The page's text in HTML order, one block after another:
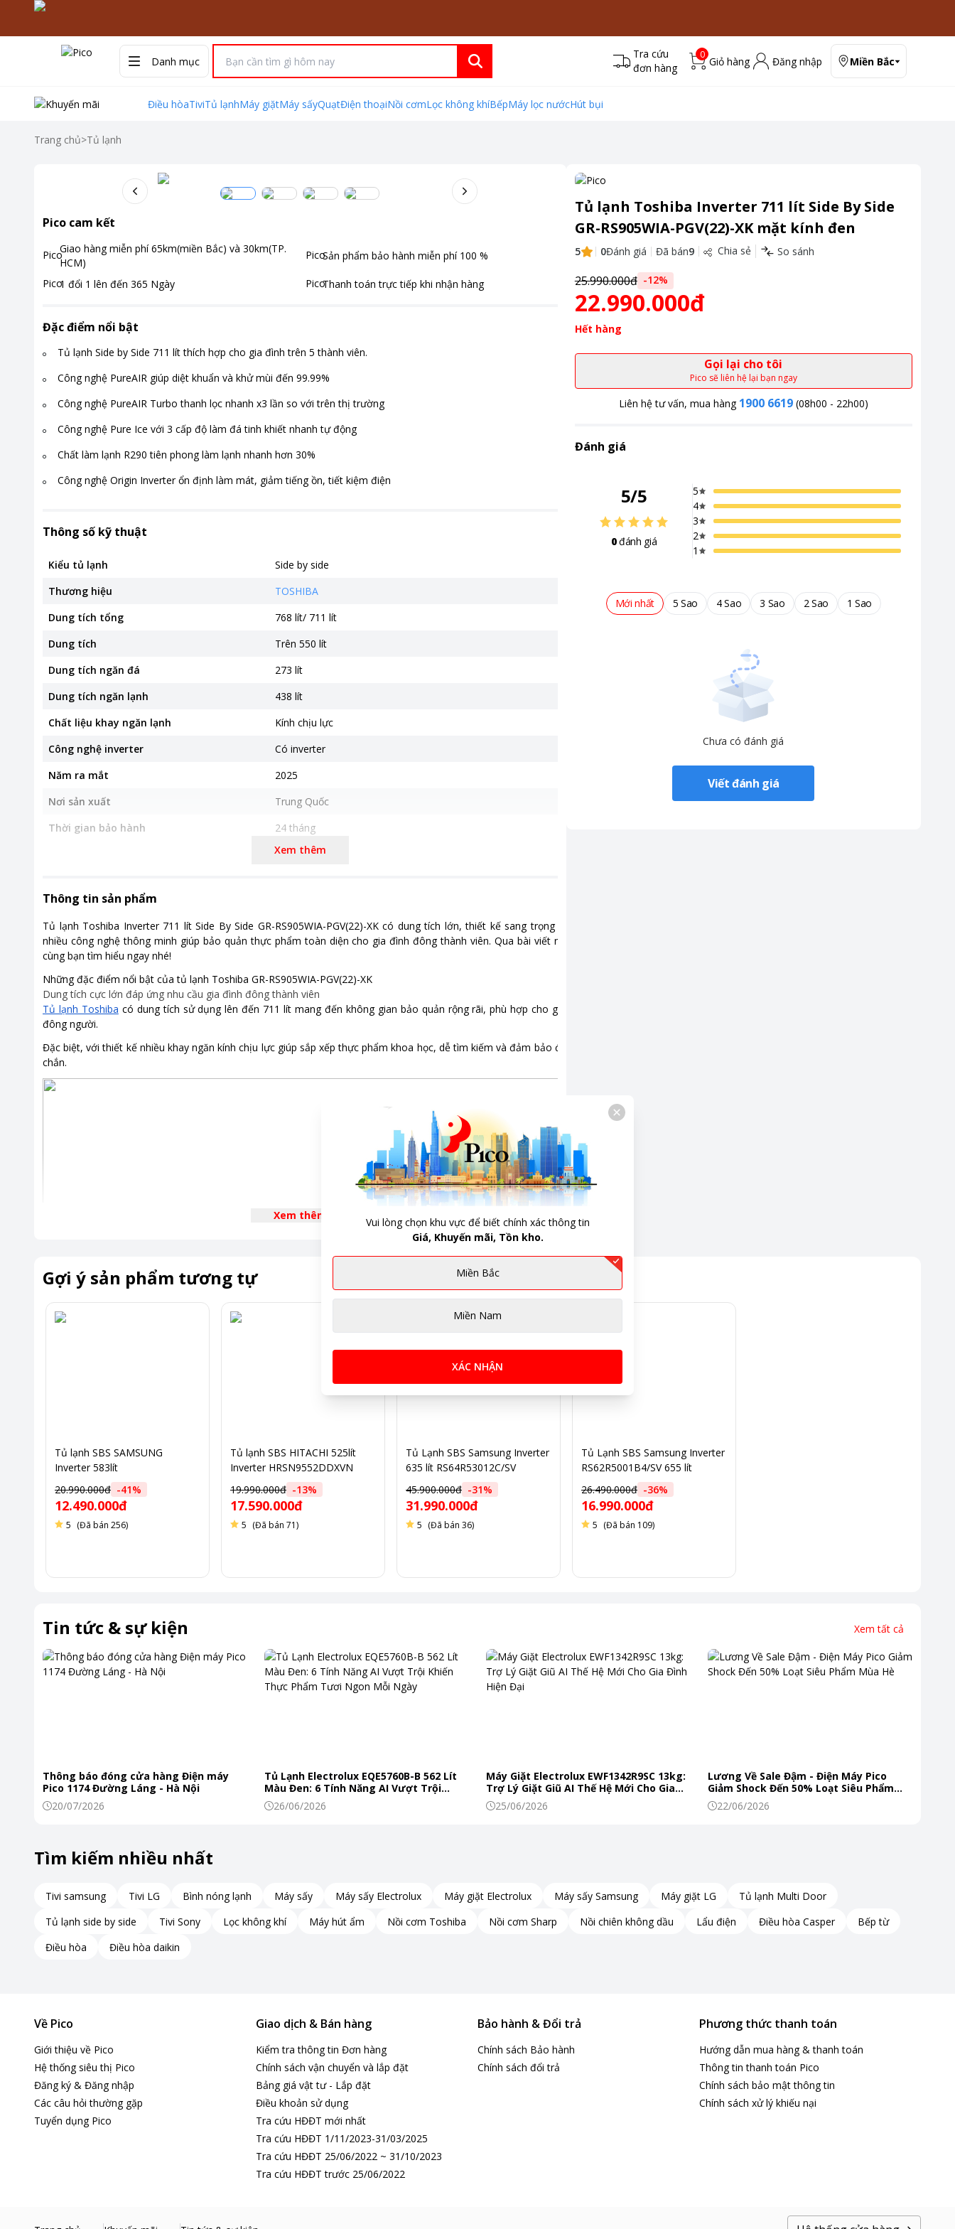
Danh mục
Tra cứu
đơn hàng
0
Giỏ hàng Đăng nhập Miền Bắc
Điều hòaTiviTủ lạnhMáy giặtMáy sấyQuạtĐiện thoạiNồi cơmLọc không khíBếpMáy lọc nướcHút bụi
Trang chủ>Tủ lạnh
Pico cam kết
Giao hàng miễn phí 65km(miền Bắc) và 30km(TP.
HCM)
Sản phẩm bảo hành miễn phí 100 %
1 đổi 1 lên đến 365 Ngày Thanh toán trực tiếp khi nhận hàng
Đặc điểm nổi bật
Tủ lạnh Side by Side 711 lít thích hợp cho gia đình trên 5 thành viên.
Công nghệ PureAIR giúp diệt khuẩn và khử mùi đến 99.99%
Công nghệ PureAIR Turbo thanh lọc nhanh x3 lần so với trên thị trường
Công nghệ Pure Ice với 3 cấp độ làm đá tinh khiết nhanh tự động
Chất làm lạnh R290 tiên phong làm lạnh nhanh hơn 30%
Công nghệ Origin Inverter ổn định làm mát, giảm tiếng ồn, tiết kiệm điện
Thông số kỹ thuật
Kiểu tủ lạnh
Side by side
Thương hiệu
TOSHIBA
Dung tích tổng
768 lít/ 711 lít
Dung tích
Trên 550 lít
Dung tích ngăn đá
273 lít
Dung tích ngăn lạnh
438 lít
Chất liệu khay ngăn lạnh
Kính chịu lực
Công nghệ inverter
Có inverter
Năm ra mắt
2025
Nơi sản xuất
Trung Quốc
Thời gian bảo hành
24 tháng
Origin Inverter
Công nghệ kháng khuẩn, khử mùi
Kích thước, khối lượng
910*735*1775 (R x S x C) (mm)
Khối lượng 110 kg
Tiện ích
Bảng điều khiển bên ngoài
Khoảng giá
Trên 20 triệu
Xem thêm
Thông tin sản phẩm
Tủ lạnh Toshiba Inverter 711 lít Side By Side GR-RS905WIA-PGV(22)-XK có dung tích lớn, thiết kế sang trọng và tích hợp
nhiều công nghệ thông minh giúp bảo quản thực phẩm toàn diện cho gia đình đông thành viên. Qua bài viết này, Pico sẽ
cùng bạn tìm hiểu ngay nhé!
Những đặc điểm nổi bật của tủ lạnh Toshiba GR-RS905WIA-PGV(22)-XK
Dung tích cực lớn đáp ứng nhu cầu gia đình đông thành viên
Tủ lạnh Toshiba có dung tích sử dụng lên đến 711 lít mang đến không gian bảo quản rộng rãi, phù hợp cho gia đình trên
đông người.
Đặc biệt, với thiết kế nhiều khay ngăn kính chịu lực giúp sắp xếp thực phẩm khoa học, dễ tìm kiếm và đảm bảo độ bền chắc
chắn.
Công nghệ Origin Inverter giúp máy nén hoạt động ổn định, giảm tiêu thụ điện năng đáng kể mà vẫn duy trì hiệu suất làm
lạnh mạnh mẽ.
Kết hợp cùng chế độ kỳ nghỉ duy trì nhiệt độ tối ưu khi ít sử dụng tránh lãng phí năng lượng.
Hệ thống làm lạnh đa chiều đến mọi góc tủ
Bộ lọc khử mùi và diệt khuẩn tối ưu
Nhờ trang bị bộ lọc PureAir Turbo™, tủ đảm bảo không khí bên trong luôn trong lành.
Bộ lọc này không chỉ loại bỏ mùi hôi khó chịu mà còn hạn chế vi khuẩn phát sinh, giúp thực phẩm giữ được độ tươi ngon
Xem thêm
Tủ lạnh Toshiba Inverter 711 lít Side By Side
GR-RS905WIA-PGV(22)-XK mặt kính đen
5 0Đánh giá Đã bán9 Chia sẻ So sánh
25.990.000đ -12%
22.990.000đ
Hết hàng
Gọi lại cho tôi
Pico sẽ liên hệ lại bạn ngay
Liên hệ tư vấn, mua hàng 1900 6619 (08h00 - 22h00)
Đánh giá
5/5
0đánh giá
5
4
3
2
1
Mới nhất 5 Sao 4 Sao 3 Sao 2 Sao 1 Sao
Chưa có đánh giá
Viết đánh giá
Gợi ý sản phẩm tương tự
Tủ lạnh SBS SAMSUNG
Inverter 583lít
RS57DG400EM9SV màu bạc
20.990.000đ -41%
12.490.000đ
5 (Đã bán 256)
Tủ lạnh SBS HITACHI 525lít
Inverter HRSN9552DDXVN
19.990.000đ -13%
17.590.000đ
5 (Đã bán 71)
Tủ Lạnh SBS Samsung Inverter
635 lít RS64R53012C/SV
45.900.000đ -31%
31.990.000đ
5 (Đã bán 36)
Tủ Lạnh SBS Samsung Inverter
RS62R5001B4/SV 655 lít
26.490.000đ -36%
16.990.000đ
5 (Đã bán 109)
Tin tức & sự kiện Xem tất cả
Thông báo đóng cửa hàng Điện máy
Pico 1174 Đường Láng - Hà Nội
20/07/2026
Tủ Lạnh Electrolux EQE5760B-B 562 Lít
Màu Đen: 6 Tính Năng AI Vượt Trội
Khiến Thực Phẩm Tươi Ngon Mỗi Ngày
26/06/2026
Máy Giặt Electrolux EWF1342R9SC 13kg:
Trợ Lý Giặt Giũ AI Thế Hệ Mới Cho Gia
Đình Hiện Đại
25/06/2026
Lương Về Sale Đậm - Điện Máy Pico
Giảm Shock Đến 50% Loạt Siêu Phẩm
Mùa Hè
22/06/2026
Tìm kiếm nhiều nhất
Tivi samsung Tivi LG Bình nóng lạnh Máy sấy Máy sấy Electrolux Máy giặt Electrolux Máy sấy Samsung Máy giặt LG
Tủ lạnh Multi Door
Tủ lạnh side by side
Tivi Sony Lọc không khí Máy hút ẩm Nồi cơm Toshiba Nồi cơm Sharp Nồi chiên không dầu Lẩu điện Điều hòa Casper
Bếp từ
Điều hòa
Điều hòa daikin
Về Pico
Giới thiệu về Pico
Hệ thống siêu thị Pico
Đăng ký & Đăng nhập
Các câu hỏi thường gặp
Tuyển dụng Pico
Giao dịch & Bán hàng
Kiểm tra thông tin Đơn hàng
Chính sách vận chuyển và lắp đặt
Bảng giá vật tư - Lắp đặt
Điều khoản sử dụng
Tra cứu HĐĐT mới nhất
Tra cứu HĐĐT 1/11/2023-31/03/2025
Tra cứu HĐĐT 25/06/2022 ~ 31/10/2023
Tra cứu HĐĐT trước 25/06/2022
Bảo hành & Đổi trả
Chính sách Bảo hành
Chính sách đổi trả
Phương thức thanh toán
Hướng dẫn mua hàng & thanh toán
Thông tin thanh toán Pico
Chính sách bảo mật thông tin
Chính sách xử lý khiếu nại
Vui lòng chọn khu vực để biết chính xác thông tin
Giá, Khuyến mãi, Tồn kho.
Miền Bắc
Miền Nam
XÁC NHẬN